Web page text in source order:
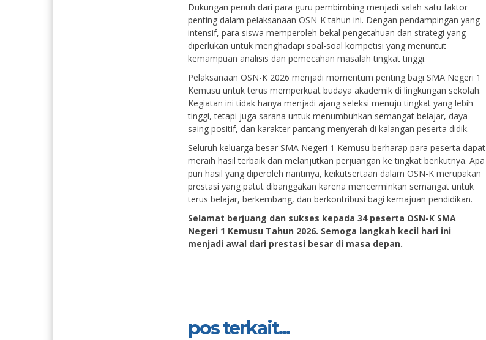
Dukungan penuh dari para guru pembimbing menjadi salah satu faktor
penting dalam pelaksanaan OSN-K tahun ini. Dengan pendampingan yang
intensif, para siswa memperoleh bekal pengetahuan dan strategi yang
diperlukan untuk menghadapi soal-soal kompetisi yang menuntut
kemampuan analisis dan pemecahan masalah tingkat tinggi.
Pelaksanaan OSN-K 2026 menjadi momentum penting bagi SMA Negeri 1
Kemusu untuk terus memperkuat budaya akademik di lingkungan sekolah.
Kegiatan ini tidak hanya menjadi ajang seleksi menuju tingkat yang lebih
tinggi, tetapi juga sarana untuk menumbuhkan semangat belajar, daya
saing positif, dan karakter pantang menyerah di kalangan peserta didik.
Seluruh keluarga besar SMA Negeri 1 Kemusu berharap para peserta dapat
meraih hasil terbaik dan melanjutkan perjuangan ke tingkat berikutnya. Apa
pun hasil yang diperoleh nantinya, keikutsertaan dalam OSN-K merupakan
prestasi yang patut dibanggakan karena mencerminkan semangat untuk
terus belajar, berkembang, dan berkontribusi bagi kemajuan pendidikan.
Selamat berjuang dan sukses kepada 34 peserta OSN-K SMA
Negeri 1 Kemusu Tahun 2026. Semoga langkah kecil hari ini
menjadi awal dari prestasi besar di masa depan.
pos terkait...